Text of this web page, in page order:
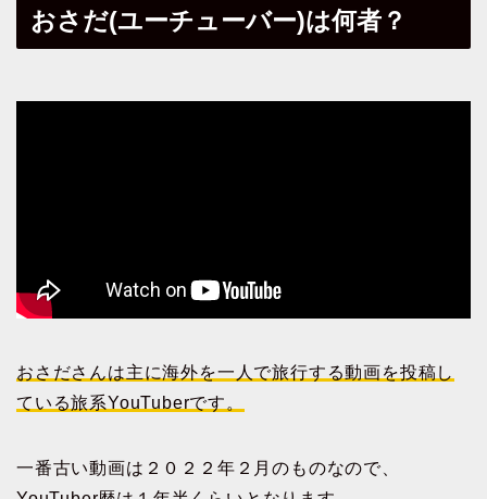
おさだ(ユーチューバー)は何者？
おさださんは主に海外を一人で旅行する動画を投稿し
ている旅系YouTuberです。
一番古い動画は２０２２年２月のものなので、